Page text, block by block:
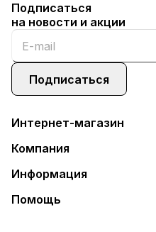
Подписаться
на новости и акции
Подписаться
Интернет-магазин
Компания
Информация
Помощь